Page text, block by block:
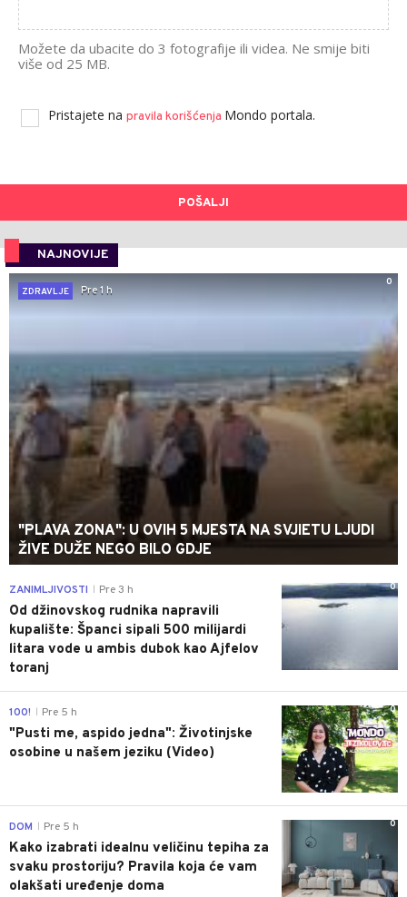
Možete da ubacite do 3 fotografije ili videa. Ne smije biti
više od 25 MB.
Pristajete na pravila korišćenja Mondo portala.
POŠALJI
NAJNOVIJE
0
ZDRAVLJE
Pre 1 h
"PLAVA ZONA": U OVIH 5 MJESTA NA SVJIETU LJUDI
ŽIVE DUŽE NEGO BILO GDJE
0
ZANIMLJIVOSTI Pre 3 h
Od džinovskog rudnika napravili
kupalište: Španci sipali 500 milijardi
litara vode u ambis dubok kao Ajfelov
toranj
0
100! Pre 5 h
"Pusti me, aspido jedna": Životinjske
osobine u našem jeziku (Video)
0
DOM Pre 5 h
Kako izabrati idealnu veličinu tepiha za
svaku prostoriju? Pravila koja će vam
olakšati uređenje doma